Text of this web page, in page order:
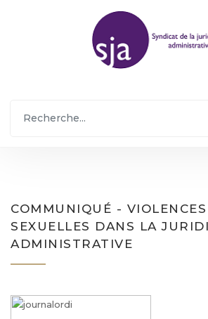
COMMUNIQUÉ -
SEXUELLES DANS LA
ADMINISTRATIVE